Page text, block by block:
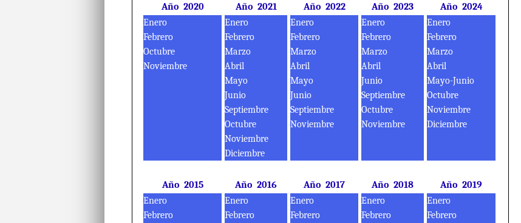
Año 2020 Año 2021 Año 2022 Año 2023
Año 2024
Enero
Febrero
Octubre
Noviembre
Enero
Febrero
Marzo
Abril
Mayo
Junio
Septiembre
Octubre
Noviembre
Diciembre
Enero
Febrero
Marzo
Abril
Mayo
Junio
Septiembre
Noviembre
Enero
Febrero
Marzo
Abril
Junio
Septiembre
Octubre
Noviembre
Enero
Febrero
Marzo
Abril
Mayo-Junio
Octubre
Noviembre
Diciembre
Año 2015 Año 2016 Año 2017 Año 2018
Año 2019
Enero
Febrero
Enero
Febrero
Enero
Febrero
Enero
Febrero
Enero
Febrero